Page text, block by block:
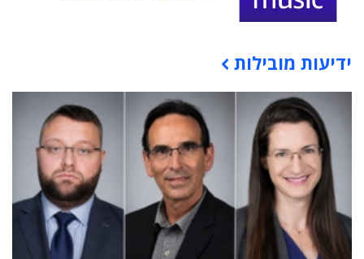
תוכן פרסומי
ידיעות מובילות